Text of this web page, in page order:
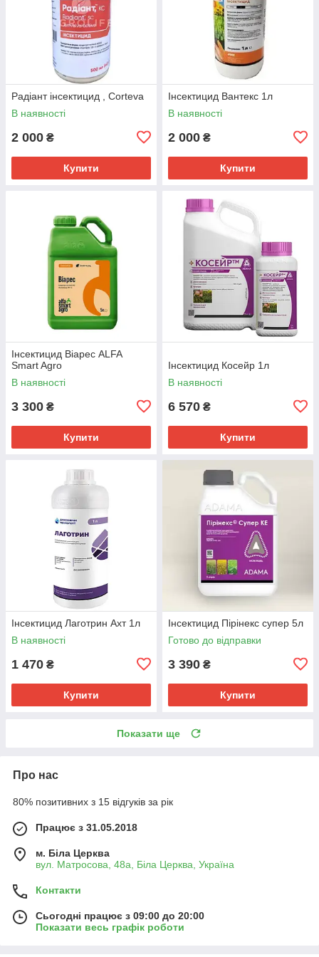
Радіант інсектицид , Corteva
В наявності
2 000 ₴
Купити
Інсектицид Вантекс 1л
В наявності
2 000 ₴
Купити
Інсектицид Віарес ALFA
Smart Agro
В наявності
3 300 ₴
Купити
Інсектицид Косейр 1л
В наявності
6 570 ₴
Купити
Інсектицид Лаготрин Ахт 1л
В наявності
1 470 ₴
Купити
Інсектицид Пірінекс супер 5л
Готово до відправки
3 390 ₴
Купити
Показати ще
Про нас
80% позитивних з 15 відгуків за рік
Працює з 31.05.2018
м. Біла Церква
вул. Матросова, 48а, Біла Церква, Україна
Контакти
Сьогодні працює з 09:00 до 20:00
Показати весь графік роботи